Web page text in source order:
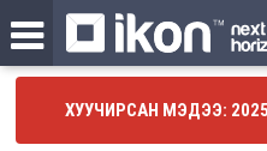
ХУУЧИРСАН МЭДЭЭ: